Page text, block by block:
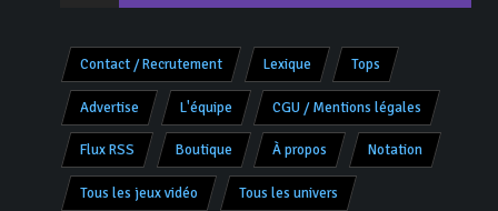
Contact / Recrutement Lexique Tops
Advertise L'équipe CGU / Mentions légales
Flux RSS Boutique À propos Notation
Tous les jeux vidéo Tous les univers